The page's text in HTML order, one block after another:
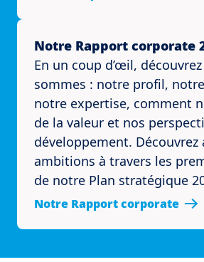
Notre Rapport corporate
En un coup d’œil,
sommes : notre profil,
notre expertise, comment
de la valeur et nos
développement. Découvrez
ambitions à travers les
de notre Plan stratégique
Notre Rapport corporate